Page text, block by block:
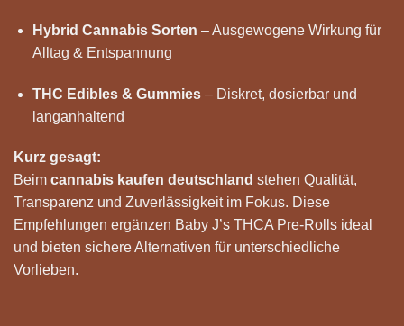
Hybrid Cannabis Sorten – Ausgewogene Wirkung für
Alltag & Entspannung
THC Edibles & Gummies– Diskret, dosierbar und
langanhaltend
Kurz gesagt:
Beim cannabis kaufen deutschland stehen Qualität,
Transparenz und Zuverlässigkeit im Fokus. Diese
Empfehlungen ergänzen Baby J’s THCA Pre-Rolls ideal
und bieten sichere Alternativen für unterschiedliche
Vorlieben.